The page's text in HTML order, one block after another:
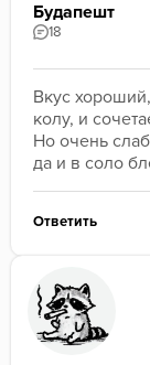
Будапешт
18
Вкус
колу, и
Но очень
да и в соло
Ответить